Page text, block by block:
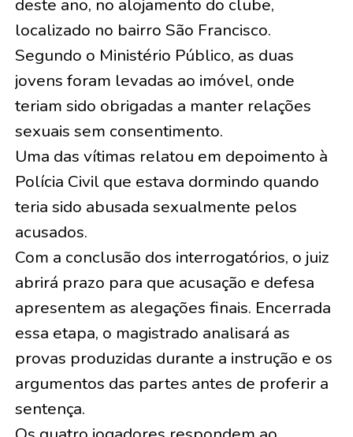
deste ano, no alojamento do clube,
localizado no bairro São Francisco.
Segundo o Ministério Público, as duas
jovens foram levadas ao imóvel, onde
teriam sido obrigadas a manter relações
sexuais sem consentimento.
Uma das vítimas relatou em depoimento à
Polícia Civil que estava dormindo quando
teria sido abusada sexualmente pelos
acusados.
Com a conclusão dos interrogatórios, o juiz
abrirá prazo para que acusação e defesa
apresentem as alegações finais. Encerrada
essa etapa, o magistrado analisará as
provas produzidas durante a instrução e os
argumentos das partes antes de proferir a
sentença.